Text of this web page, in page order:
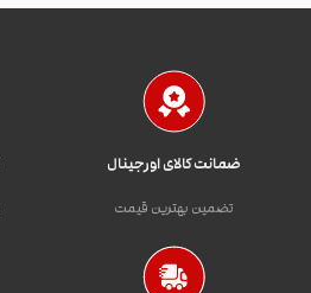
ضمانت کالای اورجینال
تضمین بهترین قیمت